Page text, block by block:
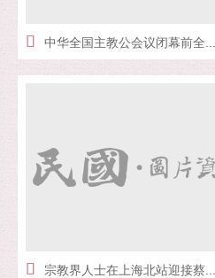
中华全国主教公会议闭幕前全...
宗教界人士在上海北站迎接蔡...